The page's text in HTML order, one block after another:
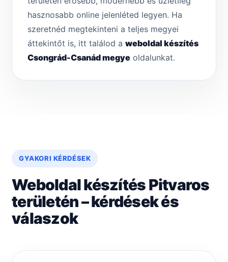
hasznosabb online jelenléted legyen. Ha
szeretnéd megtekinteni a teljes megyei
áttekintőt is, itt találod a weboldal készítés
Csongrád-Csanád megye oldalunkat.
GYAKORI KÉRDÉSEK
Weboldal készítés Pitvaros
területén – kérdések és
válaszok